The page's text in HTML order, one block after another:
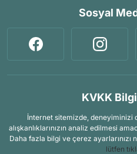
Sosyal
KVKK
İnternet sitemizde, deneyiminizi
alışkanlıklarınızın analiz edilmesi
Daha fazla bilgi ve çerez
lütfen